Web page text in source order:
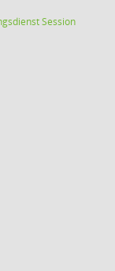
Session(Wird in